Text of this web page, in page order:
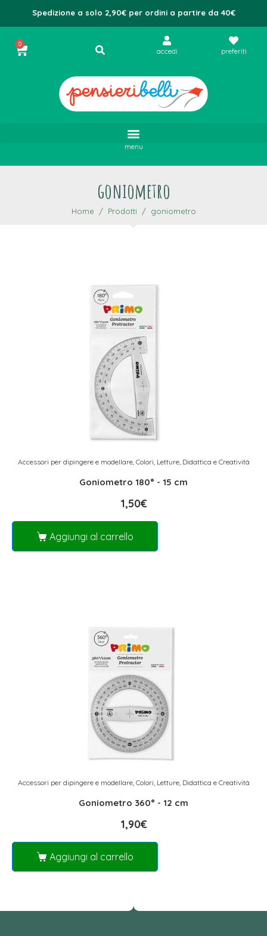
Spedizione a solo 2,90€ per ordini a partire da 40€
0
accedi preferiti
menu
goniometro
Home Prodotti goniometro
Accessori per dipingere e modellare, Colori, Letture, Didattica e Creatività
Goniometro 180° - 15 cm
1,50€
Aggiungi al carrello
Accessori per dipingere e modellare, Colori Letture, Didattica e Creatività
Goniometro 360° - 12 cm
1,90€
Aggiungi al carrello